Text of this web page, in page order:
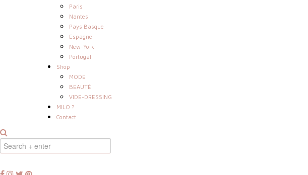
Paris
Nantes
Pays Basque
Espagne
New-York
Portugal
Shop
MODE
BEAUTÉ
VIDE-DRESSING
MILO ?
Contact